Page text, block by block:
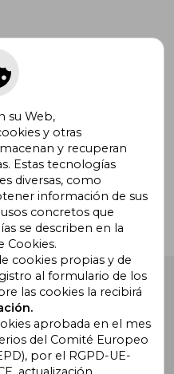
ofertas y
Nave 3 (08940),
Reservados.
su Web,
y otras
y recuperan
Estas tecnologías
diversas, como
información de sus
concretos que
se describen en la
Cookies.
cookies propias y de
al formulario de los
las cookies la recibirá
aprobada en el mes
del Comité Europeo
por el RGPD-UE-